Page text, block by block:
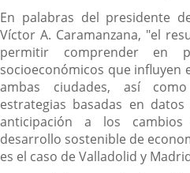
En palabras del presidente
Víctor A. Caramanzana, "el
permitir comprender en
socioeconómicos que influyen
ambas ciudades, así
estrategias basadas en
anticipación a los
desarrollo sostenible de
es el caso de Valladolid y